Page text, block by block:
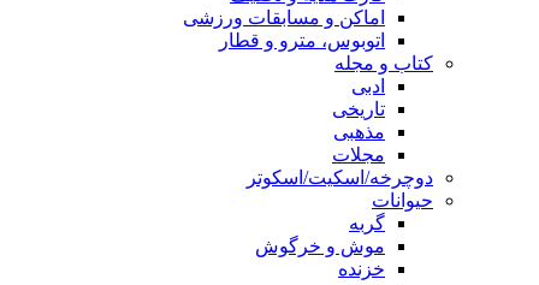
اماکن و مسابقات ورزشی
اتوبوس، مترو و قطار
کتاب و مجله
ادبی
تاریخی
مذهبی
مجلات
دوچرخه/اسکیت/اسکوتر
حیوانات
گربه
موش و خرگوش
خزنده